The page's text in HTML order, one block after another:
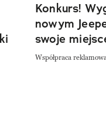
Konkurs!
nowym
swoje
Współpraca